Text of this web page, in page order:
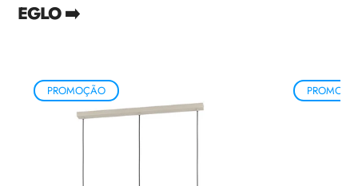
EGLO ➡️
PROMOÇÃO